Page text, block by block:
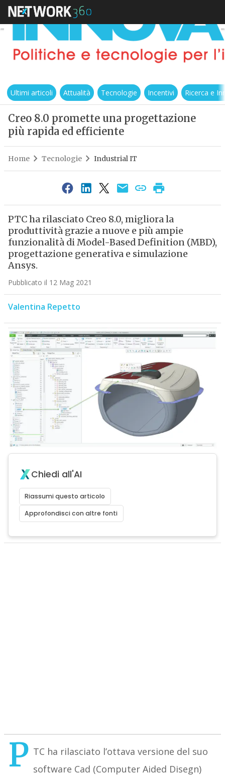
Ultimi articoli Attualità Tecnologie Incentivi Ricerca e
Creo 8.0 promette una progettazione
più rapida ed efficiente
Home Tecnologie Industrial IT
PTC ha rilasciato Creo 8.0, migliora la
produttività grazie a nuove e più ampie
funzionalità di Model-Based Definition (MBD),
progettazione generativa e simulazione
Ansys.
Pubblicato il 12 Mag 2021
Valentina Repetto
Chiedi all'AI
Riassumi questo articolo
Approfondisci con altre fonti
P TC ha rilasciato l’ottava versione del suo
software Cad (Computer Aided Disegn)